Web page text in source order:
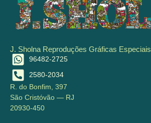
J. Sholna Reproduções Gráficas Especiais
96482-2725
2580-2034
R. do Bonfim, 397
São Cristóvão — RJ
20930-450